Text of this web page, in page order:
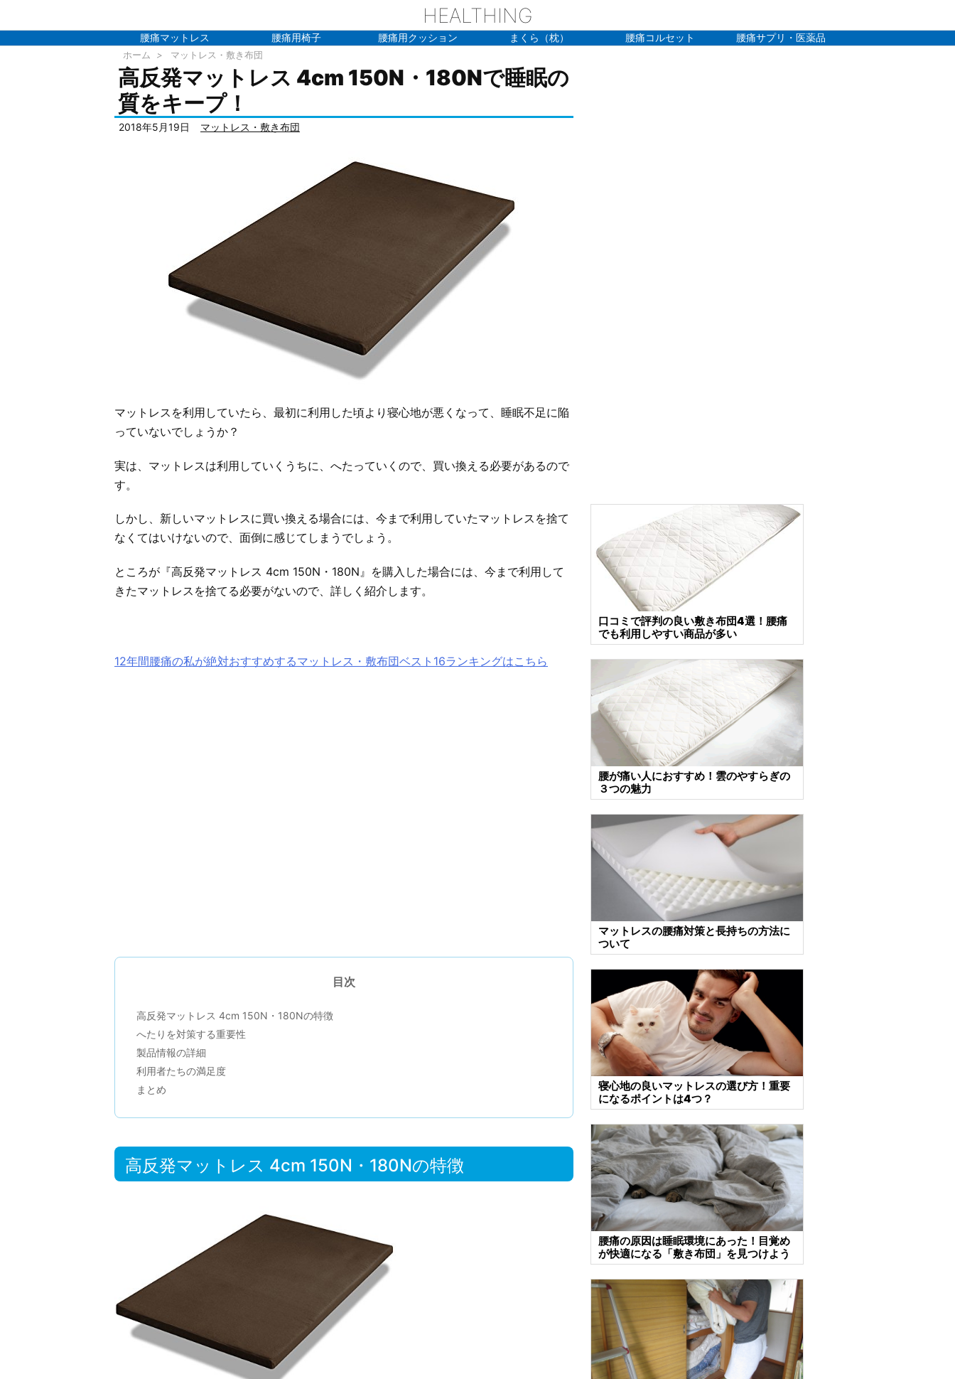
HEALTHING
腰痛マットレス 腰痛用椅子 腰痛用クッション まくら（枕） 腰痛コルセット 腰痛サプリ・医薬品
ホーム > マットレス・敷き布団
高反発マットレス 4cm 150N・180Nで睡眠の
質をキープ！
2018年5月19日 マットレス・敷き布団
マットレスを利用していたら、最初に利用した頃より寝心地が悪くなって、睡眠不足に陥
っていないでしょうか？
実は、マットレスは利用していくうちに、へたっていくので、買い換える必要があるので
す。
しかし、新しいマットレスに買い換える場合には、今まで利用していたマットレスを捨て
なくてはいけないので、面倒に感じてしまうでしょう。
ところが『高反発マットレス 4cm 150N・180N』を購入した場合には、今まで利用して
きたマットレスを捨てる必要がないので、詳しく紹介します。
12年間腰痛の私が絶対おすすめするマットレス・敷布団ベスト16ランキングはこちら
目次
高反発マットレス 4cm 150N・180Nの特徴
へたりを対策する重要性
製品情報の詳細
利用者たちの満足度
まとめ
高反発マットレス 4cm 150N・180Nの特徴
口コミで評判の良い敷き布団4選！腰痛
でも利用しやすい商品が多い
腰が痛い人におすすめ！雲のやすらぎの
３つの魅力
マットレスの腰痛対策と長持ちの方法に
ついて
寝心地の良いマットレスの選び方！重要
になるポイントは4つ？
腰痛の原因は睡眠環境にあった！目覚め
が快適になる「敷き布団」を見つけよう